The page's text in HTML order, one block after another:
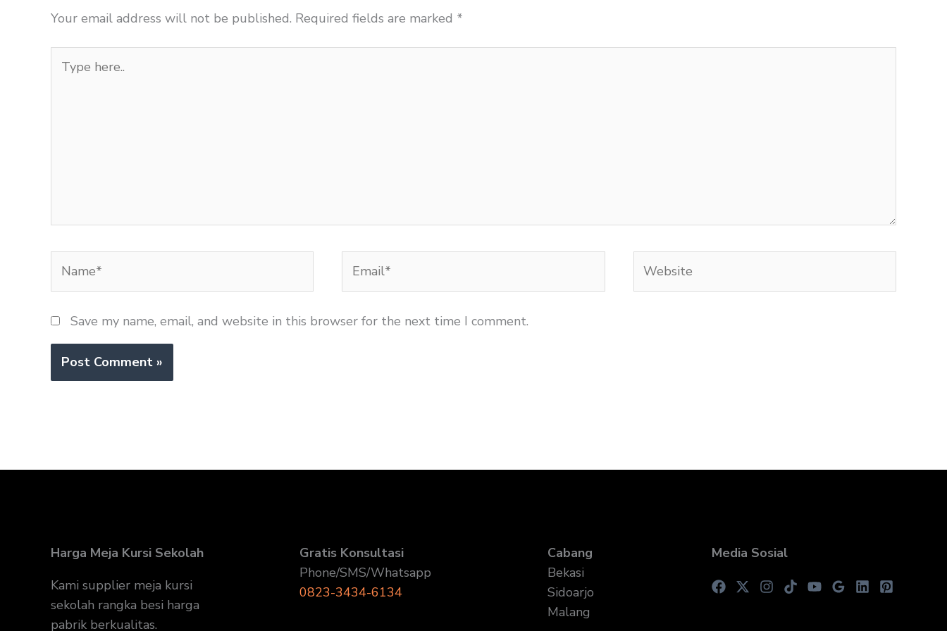
Your email address will not be published. Required fields are marked *
here..
Save my name, email, and website in this browser for the next time I comment.
Harga Meja Kursi Sekolah
Kami supplier meja kursi
sekolah rangka besi harga
pabrik berkualitas.
Gratis Konsultasi
Phone/SMS/Whatsapp
0823-3434-6134
Cabang
Bekasi
Sidoarjo
Malang
Media Sosial